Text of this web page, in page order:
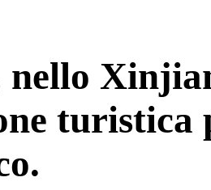
nello
turistica